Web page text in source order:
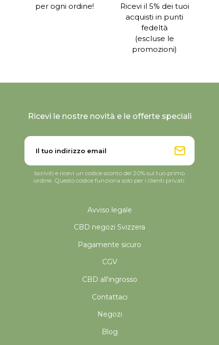
per ogni ordine!
Ricevi il 5% dei tuoi
acquisti in punti
fedeltà
(escluse le
promozioni)
Avviso legale
CBD negozi Svizzera
Pagamente sicuro
CGV
CBD all'ingrosso
Contattaci
Negozi
Blog
Ricevi le nostre novità e le offerte speciali
Iscriviti e ricevi un codice sconto del 20% sul tuo primo
ordine. Questo codice funziona solo per i clienti privati.